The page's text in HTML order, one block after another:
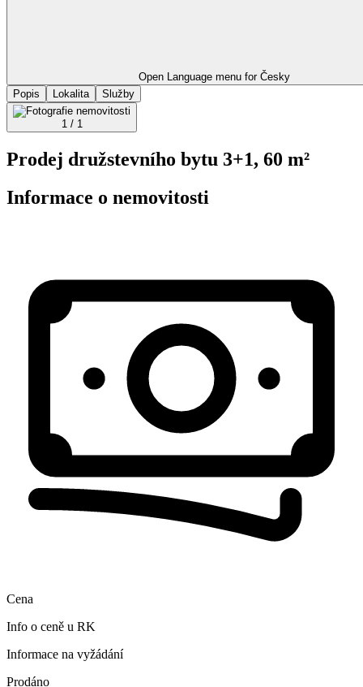
Open Language menu for Česky
Popis
Lokalita Služby
1 / 1
Prodej družstevního bytu 3+1, 60 m²
Informace o nemovitosti
Cena
Info o ceně u RK
Informace na vyžádání
Prodáno